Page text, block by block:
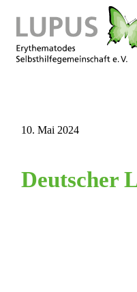
10. Mai 2024
Deutscher